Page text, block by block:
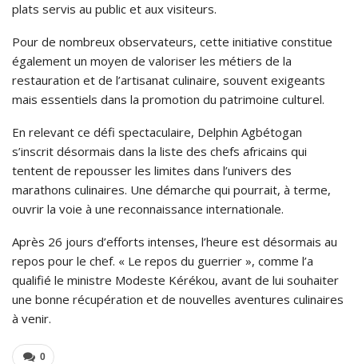
plats servis au public et aux visiteurs.
Pour de nombreux observateurs, cette initiative constitue
également un moyen de valoriser les métiers de la
restauration et de l’artisanat culinaire, souvent exigeants
mais essentiels dans la promotion du patrimoine culturel.
En relevant ce défi spectaculaire, Delphin Agbétogan
s’inscrit désormais dans la liste des chefs africains qui
tentent de repousser les limites dans l’univers des
marathons culinaires. Une démarche qui pourrait, à terme,
ouvrir la voie à une reconnaissance internationale.
Après 26 jours d’efforts intenses, l’heure est désormais au
repos pour le chef. « Le repos du guerrier », comme l’a
qualifié le ministre Modeste Kérékou, avant de lui souhaiter
une bonne récupération et de nouvelles aventures culinaires
à venir.
0